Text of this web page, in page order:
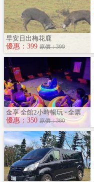
早安日出梅花鹿
優惠：399 原價：399
金享 全館2小時暢玩 - 全票
優惠：350 原價：380